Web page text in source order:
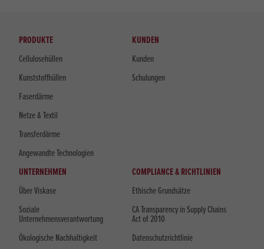
PRODUKTE
Cellulosehüllen
Kunststoffhüllen
Faserdärme
Netze & Textil
Transferdärme
Angewandte Technologien
KUNDEN
Kunden
Schulungen
UNTERNEHMEN
Über Viskase
Soziale
Unternehmensverantwortung
Ökologische Nachhaltigkeit
COMPLIANCE & RICHTLINIEN
Ethische Grundsätze
CA Transparency in Supply Chains
Act of 2010
Datenschutzrichtlinie